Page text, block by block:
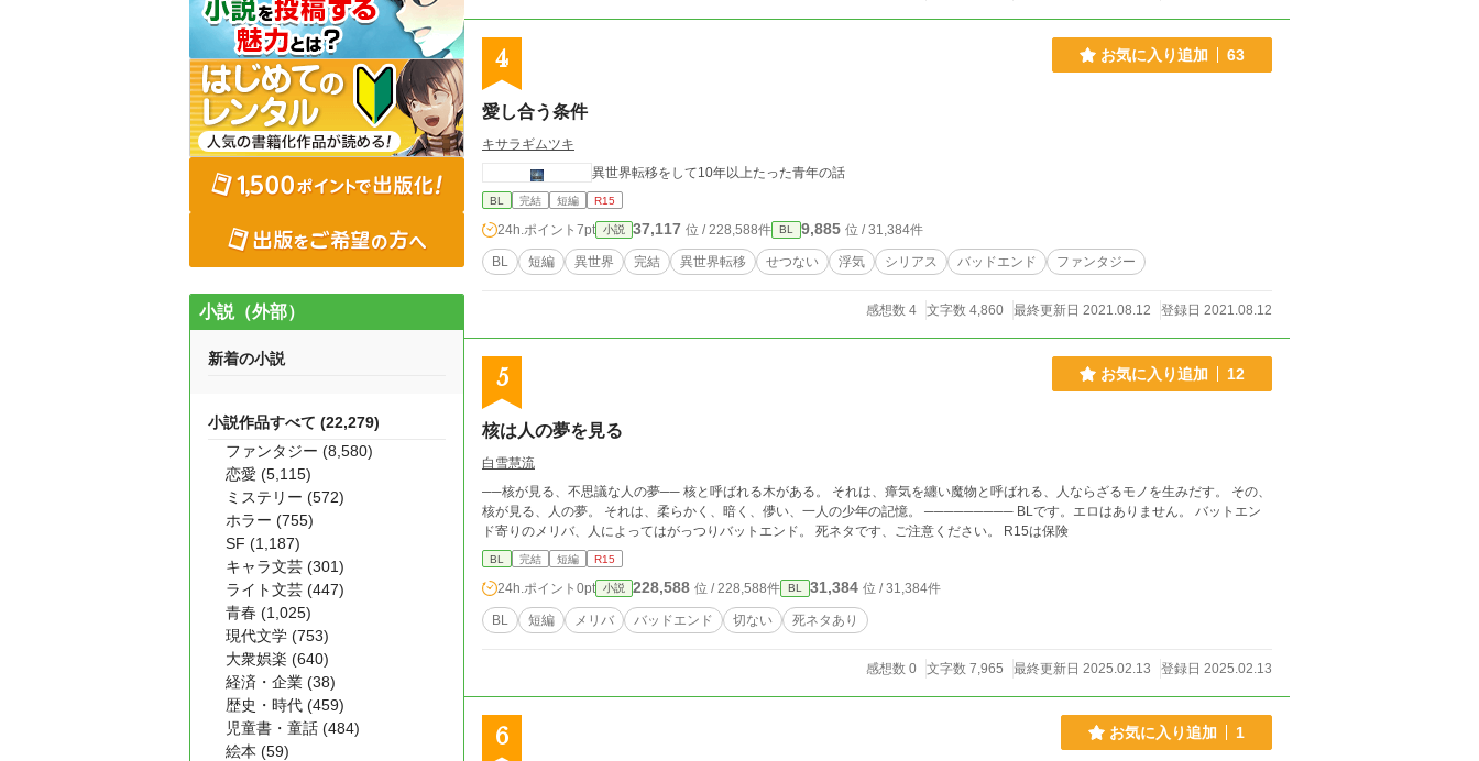
4 お気に入り追加 63
愛し合う条件
キサラギムツキ
異世界転移をして10年以上たった青年の話
BL 完結 短編 R15
24h.ポイント 7pt 小説 37,117 位 / 228,588件 BL 9,885 位 / 31,384件
BL 短編 異世界 完結 異世界転移 せつない 浮気 シリアス バッドエンド ファンタジー
感想数 4 文字数 4,860 最終更新日 2021.08.12 登録日 2021.08.12
5 お気に入り追加 12
核は人の夢を見る
白雪慧流
──核が見る、不思議な人の夢── 核と呼ばれる木がある。 それは、瘴気を纏い魔物と呼ばれる、人ならざるモノを生みだす。 その、
核が見る、人の夢。 それは、柔らかく、暗く、儚い、一人の少年の記憶。 ───────── BLです。エロはありません。 バットエン
ド寄りのメリバ、人によってはがっつりバットエンド。 死ネタです、ご注意ください。 R15は保険
BL 完結 短編 R15
24h.ポイント 0pt 小説 228,588 位 / 228,588件 BL 31,384 位 / 31,384件
BL 短編 メリバ バッドエンド 切ない 死ネタあり
感想数 0 文字数 7,965 最終更新日 2025.02.13 登録日 2025.02.13
6 お気に入り追加 1
小説（外部）
新着の小説
小説作品すべて (22,279)
ファンタジー (8,580)
恋愛 (5,115)
ミステリー (572)
ホラー (755)
SF (1,187)
キャラ文芸 (301)
ライト文芸 (447)
青春 (1,025)
現代文学 (753)
大衆娯楽 (640)
経済・企業 (38)
歴史・時代 (459)
児童書・童話 (484)
絵本 (59)